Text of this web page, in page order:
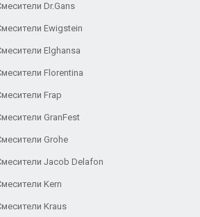
Dr.Gans
Ewigstein
Elghansa
Florentina
Frap
GranFest
Grohe
Jacob Delafon
Kern
Kraus